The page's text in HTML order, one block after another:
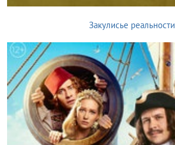
Закулисье реальности